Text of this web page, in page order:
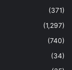
(371)
(1,297)
(740)
(34)